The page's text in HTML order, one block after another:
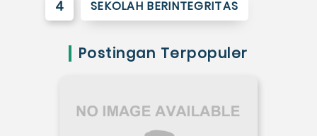
4 SEKOLAH BERINTEGRITAS
Postingan Terpopuler